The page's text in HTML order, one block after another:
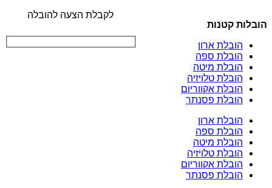
הובלות קטנות
הובלת ארון
הובלת ספה
הובלת מיטה
הובלת טלויזיה
הובלת אקווריום
הובלת פסנתר
הובלת ארון
הובלת ספה
הובלת מיטה
הובלת טלויזיה
הובלת אקווריום
הובלת פסנתר
לקבלת הצעה להובלה